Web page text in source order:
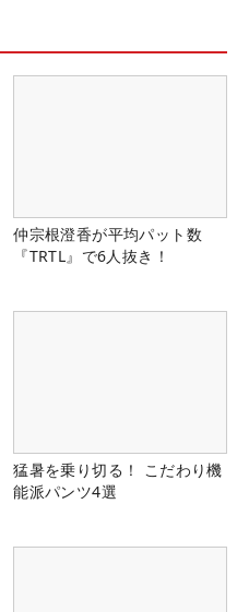
仲宗根澄香が平均パット数
『TRTL』で6人抜き！
猛暑を乗り切る！ こだわり機
能派パンツ4選